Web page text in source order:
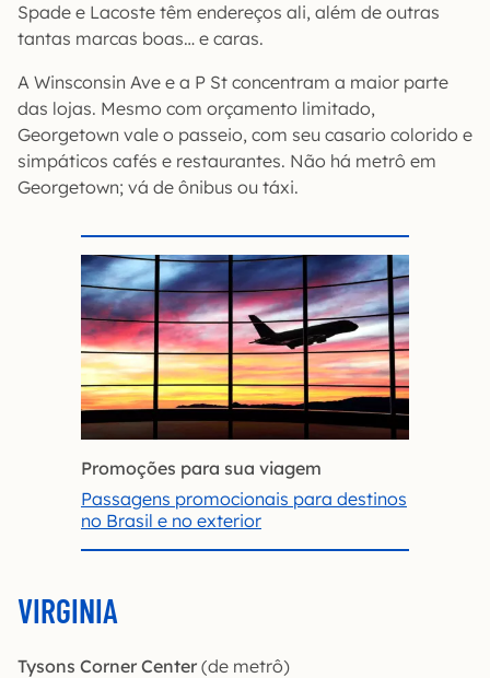
Spade e Lacoste têm endereços ali, além de outras
tantas marcas boas… e caras.
A Winsconsin Ave e a P St concentram a maior parte
das lojas. Mesmo com orçamento limitado,
Georgetown vale o passeio, com seu casario colorido e
simpáticos cafés e restaurantes. Não há metrô em
Georgetown; vá de ônibus ou táxi.
Promoções para sua viagem
Passagens promocionais para destinos
no Brasil e no exterior
VIRGINIA
Tysons Corner Center (de metrô)